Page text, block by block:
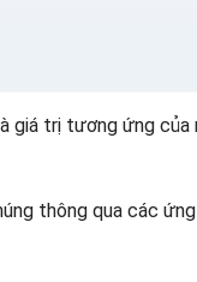
luyện hiệu quả
giá trị tương ứng của
thông qua các